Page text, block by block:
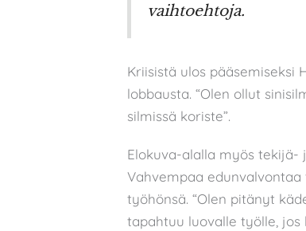
vaihtoehtoja.
Kriisistä ulos pääsemiseksi
lobbausta. “Olen ollut
silmissä koriste”.
Elokuva-alalla myös
Vahvempaa
työhönsä. “Olen pitänyt
tapahtuu luovalle työlle, jos